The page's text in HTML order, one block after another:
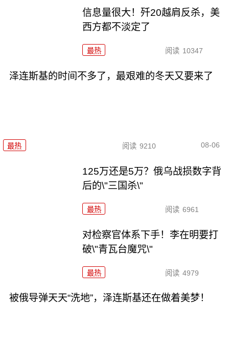
信息量很大！歼20越肩反杀，美
西方都不淡定了
最热 阅读 10347
泽连斯基的时间不多了，最艰难的冬天又要来了
最热 阅读 9210 08-06
125万还是5万？俄乌战损数字背
后的\"三国杀\"
最热 阅读 6961
对检察官体系下手！李在明要打
破\"青瓦台魔咒\"
最热 阅读 4979
被俄导弹天天“洗地”，泽连斯基还在做着美梦！